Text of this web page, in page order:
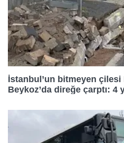
İstanbul’un bitmeyen çilesi
Beykoz’da direğe çarptı: 4